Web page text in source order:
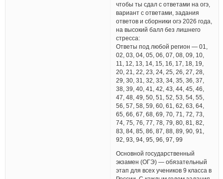
чтобы ты сдал с ответами на огэ,
вариант с ответами, задания
ответов и сборники огэ 2026 года,
на высокий балл без лишнего
стресса:
Ответы под любой регион — 01,
02, 03, 04, 05, 06, 07, 08, 09, 10,
11, 12, 13, 14, 15, 16, 17, 18, 19,
20, 21, 22, 23, 24, 25, 26, 27, 28,
29, 30, 31, 32, 33, 34, 35, 36, 37,
38, 39, 40, 41, 42, 43, 44, 45, 46,
47, 48, 49, 50, 51, 52, 53, 54, 55,
56, 57, 58, 59, 60, 61, 62, 63, 64,
65, 66, 67, 68, 69, 70, 71, 72, 73,
74, 75, 76, 77, 78, 79, 80, 81, 82,
83, 84, 85, 86, 87, 88, 89, 90, 91,
92, 93, 94, 95, 96, 97, 99
Основной государственный
экзамен (ОГЭ) — обязательный
этап для всех учеников 9 класса в